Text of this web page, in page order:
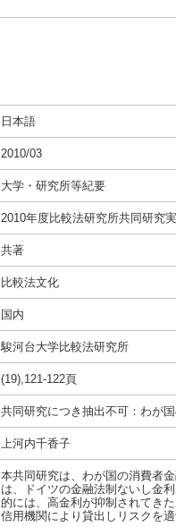
日本語
2010/03
大学・研究所等紀要
2010年度比較法研究所共同研究
共著
比較法文化
国内
駿河台大学比較法研究所
(19),121-122頁
共同研究につき抽出不可：わが
上河内千香子
本共同研究は、わが国の消費者
は、ドイツの金融法制ないし金
的には、高金利が抑制されてき
信用機関により貸出しリスクを